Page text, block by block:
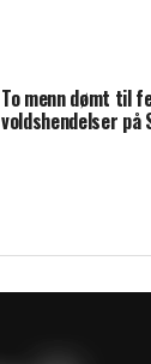
To menn dømt til
voldshendelser på